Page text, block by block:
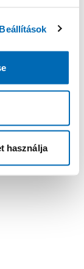
Beállítások
használja